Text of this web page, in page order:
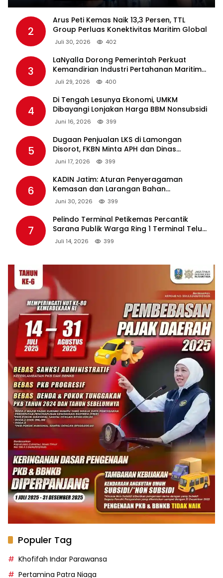
2
Arus Peti Kemas Naik 13,3 Persen, TTL
Group Perluas Konektivitas Maritim Global
Juli 30, 2026 402
3
LaNyalla Dorong Pemerintah Perkuat
Kemandirian Industri Pertahanan Maritim
Lewat PT PAL
Juli 29, 2026 400
4
Di Tengah Lesunya Ekonomi, UMKM
Dibayangi Lonjakan Harga BBM Nonsubsidi
Juni 16, 2026 399
5
Dugaan Penjualan LKS di Lamongan
Disorot, FKBN Minta APH dan Dinas
Pendidikan Bertindak Tegas.
Juni 17, 2026 399
6
KADIN Jatim: Aturan Penyeragaman
Kemasan dan Larangan Bahan
Tambahan Berpotensi Ganggu Industri
Juni 30, 2026 399
7
Pelindo Terminal Petikemas Percantik
Sarana Publik Warga Ring 1 Terminal Teluk
Lamong Lewat Program TJSL
Juli 14, 2026 399
Populer Tag
Khofifah Indar Parawansa
Pertamina Patra Niaga